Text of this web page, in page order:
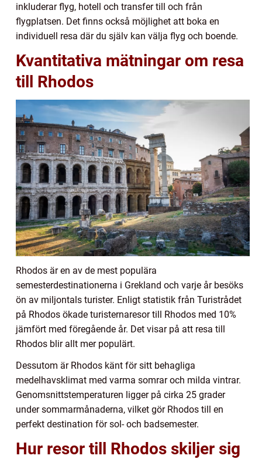
inkluderar flyg, hotell och transfer till och från
flygplatsen. Det finns också möjlighet att boka en
individuell resa där du själv kan välja flyg och boende.
Kvantitativa mätningar om resa
till Rhodos
Rhodos är en av de mest populära
semesterdestinationerna i Grekland och varje år besöks
ön av miljontals turister. Enligt statistik från Turistrådet
på Rhodos ökade turisternaresor till Rhodos med 10%
jämfört med föregående år. Det visar på att resa till
Rhodos blir allt mer populärt.
Dessutom är Rhodos känt för sitt behagliga
medelhavsklimat med varma somrar och milda vintrar.
Genomsnittstemperaturen ligger på cirka 25 grader
under sommarmånaderna, vilket gör Rhodos till en
perfekt destination för sol- och badsemester.
Hur resor till Rhodos skiljer sig